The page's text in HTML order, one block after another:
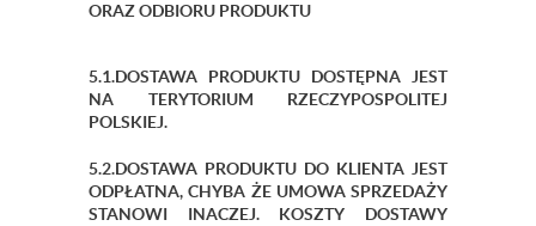
ORAZ ODBIORU PRODUKTU
5.1.DOSTAWA PRODUKTU DOSTĘPNA JEST
NA TERYTORIUM RZECZYPOSPOLITEJ
POLSKIEJ.
5.2.DOSTAWA PRODUKTU DO KLIENTA JEST
ODPŁATNA, CHYBA ŻE UMOWA SPRZEDAŻY
STANOWI INACZEJ. KOSZTY DOSTAWY